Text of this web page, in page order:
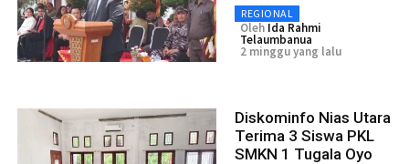
REGIONAL
Oleh Ida Rahmi
Telaumbanua
2 minggu yang lalu
Diskominfo Nias Utara
Terima 3 Siswa PKL
SMKN 1 Tugala Oyo